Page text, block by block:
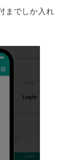
までしか入れ